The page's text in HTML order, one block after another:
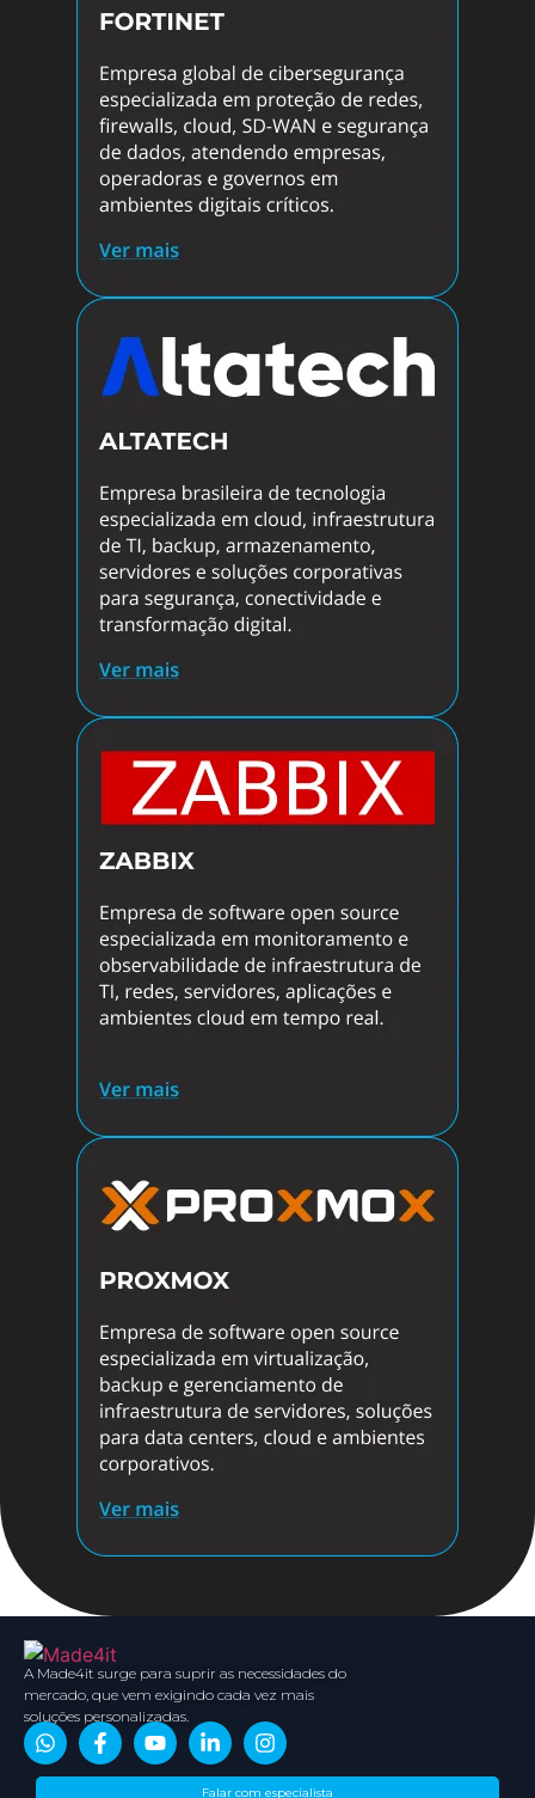
A Made4it surge para suprir as necessidades do
mercado, que vem exigindo cada vez mais
soluções personalizadas.
Sobre
Conteúdos
Parceiros
Media
Falar com especialista